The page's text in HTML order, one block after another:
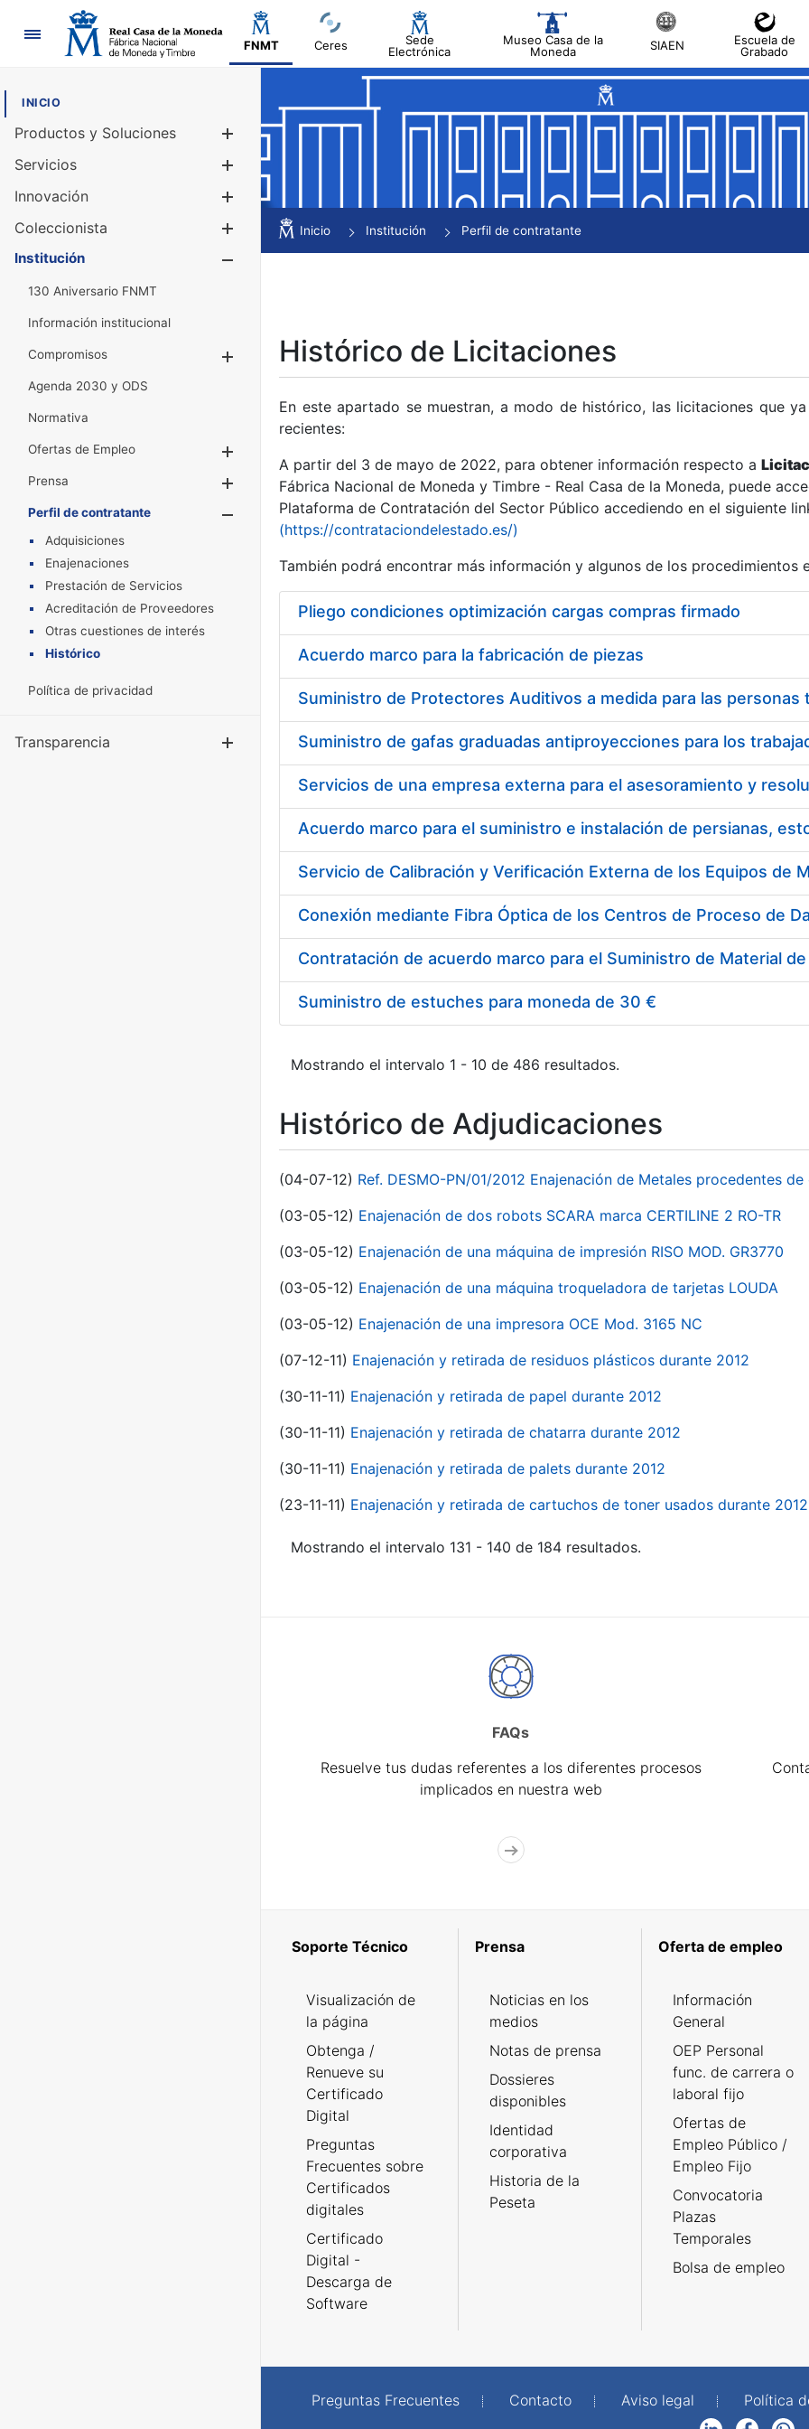
Navegación
FNMT Ceres
Sede
Electrónica
Museo Casa de la
Moneda
SIAEN
Escuela de
Grabado
INICIO
Productos y Soluciones
Mostrar/Ocultar
Servicios
Innovación
Coleccionista
Mostrar/Ocultar
Institución
130 Aniversario FNMT
Información institucional
Compromisos
Mostrar/Ocultar
Agenda 2030 y ODS
Normativa
Ofertas de Empleo
Prensa
Mostrar/Ocultar
Perfil de contratante
Mostrar/Ocultar
Adquisiciones
Enajenaciones
Prestación de Servicios
Acreditación de Proveedores
Otras cuestiones de interés
Histórico
Política de privacidad
Transparencia Mostrar/Ocultar
Inicio Institución Perfil de contratante
Histórico de Licitaciones
En este apartado se muestran, a modo de histórico, las licitaciones que
recientes:
A partir del 3 de mayo de 2022, para obtener información respecto a
Fábrica Nacional de Moneda y Timbre - Real Casa de la Moneda, puede
Plataforma de Contratación del Sector Público accediendo en el siguiente
(https://contrataciondelestado.es/)
También podrá encontrar más información y algunos de los procedimientos
Pliego condiciones optimización cargas compras firmado
Acuerdo marco para la fabricación de piezas
Acuerdo marco para el suministro e instalación de persianas,
Suministro de estuches para moneda de 30 €
Mostrando el intervalo 1 - 10 de 486 resultados.
Histórico de Adjudicaciones
(04-07-12) Ref. DESMO-PN/01/2012 Enajenación de Metales procedentes
(03-05-12) Enajenación de dos robots SCARA marca CERTILINE 2 RO-TR
(03-05-12) Enajenación de una máquina de impresión RISO MOD. GR3770
(03-05-12) Enajenación de una máquina troqueladora de tarjetas LOUDA
(03-05-12) Enajenación de una impresora OCE Mod. 3165 NC
(07-12-11) Enajenación y retirada de residuos plásticos durante 2012
(30-11-11) Enajenación y retirada de papel durante 2012
(30-11-11) Enajenación y retirada de chatarra durante 2012
(30-11-11) Enajenación y retirada de palets durante 2012
(23-11-11) Enajenación y retirada de cartuchos de toner usados durante 2012
Mostrando el intervalo 131 - 140 de 184 resultados.
FAQs
Resuelve tus dudas referentes a los diferentes procesos
implicados en nuestra web
Soporte Técnico
Visualización de
la página
Obtenga /
Renueve su
Certificado
Digital
Preguntas
Frecuentes sobre
Certificados
digitales
Certificado
Digital -
Descarga de
Software
Prensa
Noticias en los
medios
Notas de prensa
Dossieres
disponibles
Identidad
corporativa
Historia de la
Peseta
Oferta de empleo
Información
General
OEP Personal
func. de carrera o
laboral fijo
Ofertas de
Empleo Público /
Empleo Fijo
Convocatoria
Plazas
Temporales
Bolsa de empleo
Preguntas Frecuentes Contacto Aviso legal Política